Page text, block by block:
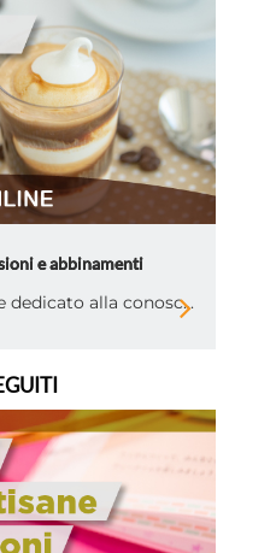
e abbinamenti
alla conosc...